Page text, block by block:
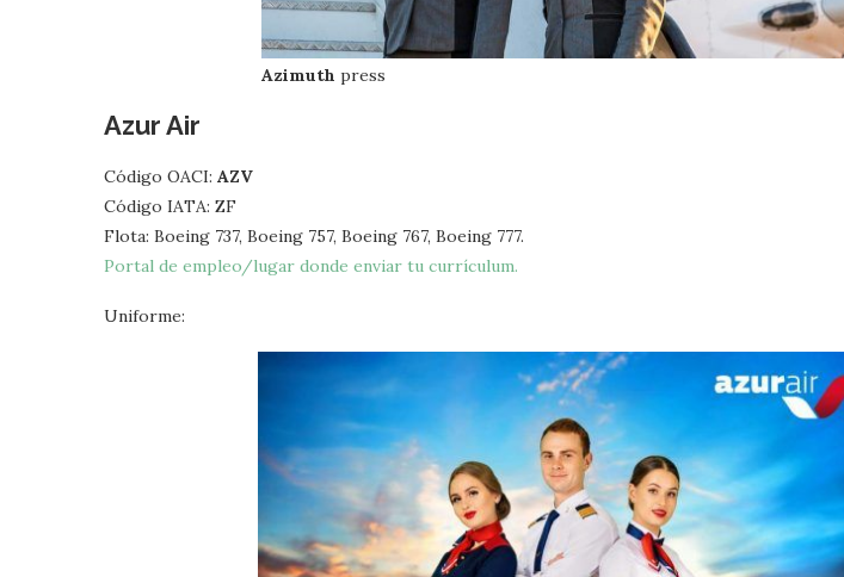
Azimuth press
Azur Air
Código OACI: AZV
Código IATA: ZF
Flota: Boeing 737, Boeing 757, Boeing 767, Boeing 777.
Portal de empleo/lugar donde enviar tu currículum.
Uniforme: